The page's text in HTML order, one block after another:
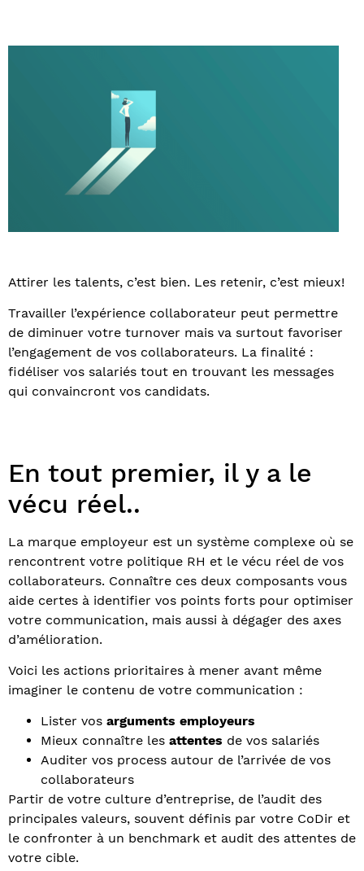
Attirer les talents, c’est bien. Les retenir, c’est mieux!
Travailler l’expérience collaborateur peut permettre
de diminuer votre turnover mais va surtout favoriser
l’engagement de vos collaborateurs. La finalité :
fidéliser vos salariés tout en trouvant les messages
qui convaincront vos candidats.
En tout premier, il y a le
vécu réel..
La marque employeur est un système complexe où se
rencontrent votre politique RH et le vécu réel de vos
collaborateurs. Connaître ces deux composants vous
aide certes à identifier vos points forts pour optimiser
votre communication, mais aussi à dégager des axes
d’amélioration.
Voici les actions prioritaires à mener avant même
imaginer le contenu de votre communication :
Lister vos arguments employeurs
Mieux connaître les attentes de vos salariés
Auditer vos process autour de l’arrivée de vos
collaborateurs
Partir de votre culture d’entreprise, de l’audit des
principales valeurs, souvent définis par votre CoDir et
le confronter à un benchmark et audit des attentes de
votre cible.